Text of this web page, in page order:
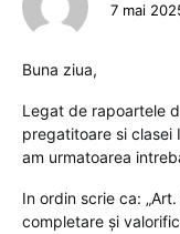
7 mai
Buna ziua,
Legat de rapoartele
pregatitoare si
am urmatoarea
In ordin scrie ca:
completare și